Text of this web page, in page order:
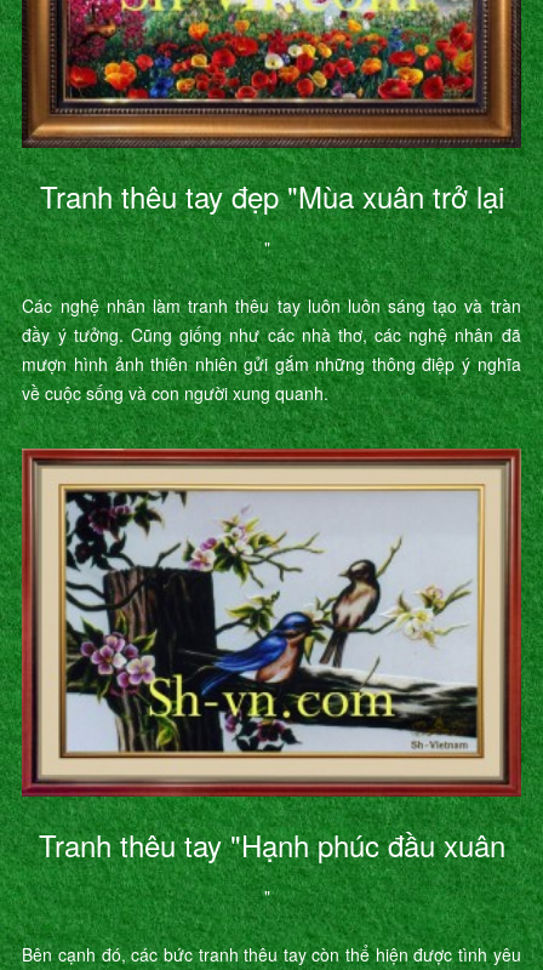
Tranh thêu tay đẹp "Mùa xuân trở lại
"
Các nghệ nhân làm tranh thêu tay luôn luôn sáng tạo và tràn
đầy ý tưởng. Cũng giống như các nhà thơ, các nghệ nhân đã
mượn hình ảnh thiên nhiên gửi gắm những thông điệp ý nghĩa
về cuộc sống và con người xung quanh.
Tranh thêu tay "Hạnh phúc đầu xuân
"
Bên cạnh đó, các bức tranh thêu tay còn thể hiện được tình yêu